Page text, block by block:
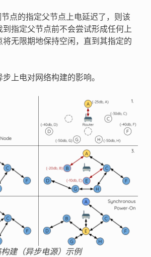
点的指定父节点上电延迟了，则该
到指定父节点前不会尝试形成任何上
将无限期地保持空闲，直到其指定的
步上电对网络构建的影响。
建（异步电源）示例